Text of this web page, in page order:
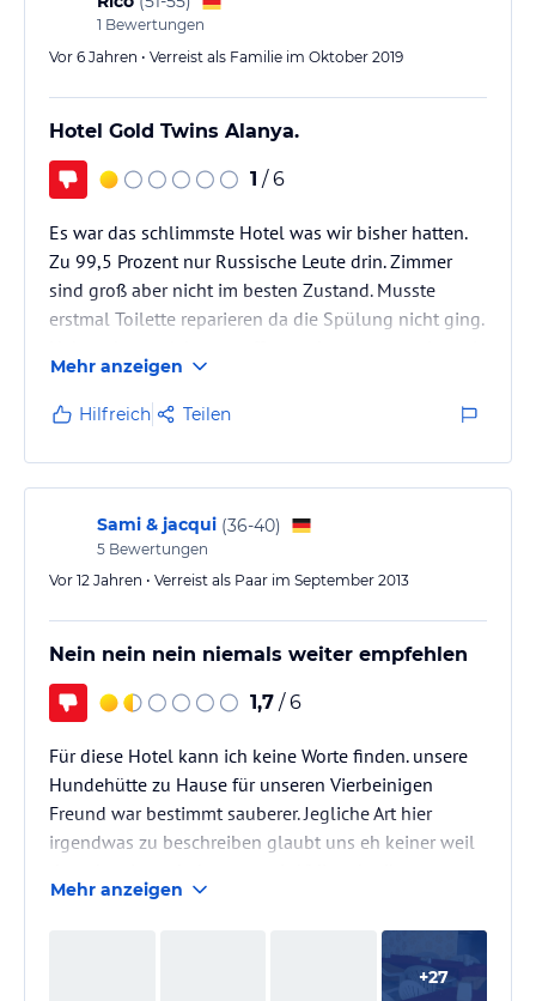
1 Bewertungen
Vor 6 Jahren • Verreist als Familie im Oktober 2019
Hotel Gold Twins Alanya.
1 / 6
Es war das schlimmste Hotel was wir bisher hatten.
Zu 99,5 Prozent nur Russische Leute drin. Zimmer
sind groß aber nicht im besten Zustand. Musste
erstmal Toilette reparieren da die Spülung nicht ging.
2 Jahren in Alanya nur Russische Bürger sind. Deshalb
meiden wir ab sofort Alanya.
Mehr anzeigen
Hilfreich Teilen
Sami & jacqui (36-40)
5 Bewertungen
Vor 12 Jahren • Verreist als Paar im September 2013
Nein nein nein niemals weiter empfehlen
1,7 / 6
Für diese Hotel kann ich keine Worte finden. unsere
Hundehütte zu Hause für unseren Vierbeinigen
Freund war bestimmt sauberer. Jegliche Art hier
irgendwas zu beschreiben glaubt uns eh keiner weil
bestimmt nur negatives rein weil se dafür bezahlt
werden " ein paar Bilder mit Beschreibung stellen wir
Trotzdem rein. Wir sind eine Nacht hier geblieben -
nie wieder ein Hotel unter 3 Sterne für 800€ werden
Mehr anzeigen
+27